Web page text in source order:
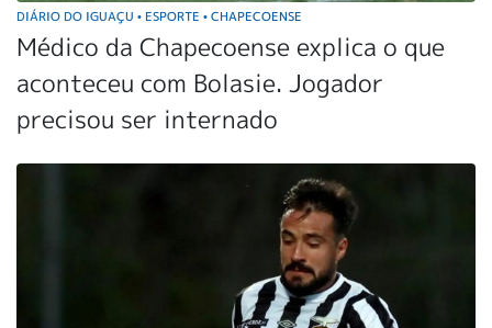
DIÁRIO DO IGUAÇU • ESPORTE • CHAPECOENSE
Médico da Chapecoense explica o que
aconteceu com Bolasie. Jogador
precisou ser internado